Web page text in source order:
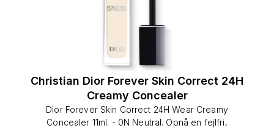
Christian Dior Forever Skin Correct 24H
Creamy Concealer
Dior Forever Skin Correct 24H Wear Creamy
Concealer 11ml. - 0N Neutral. Opnå en fejlfri,